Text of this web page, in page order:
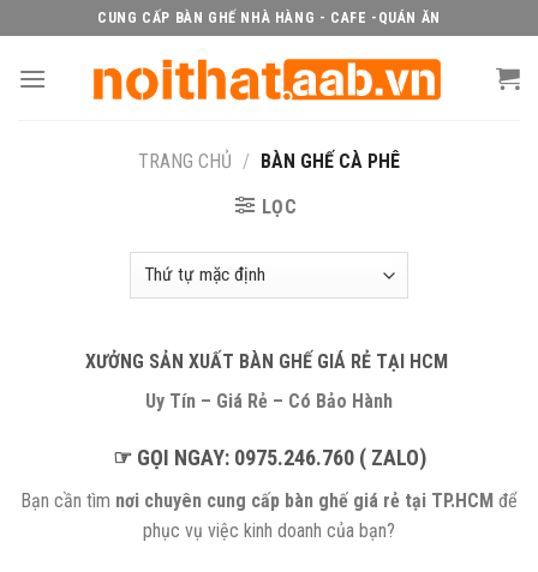
content
CUNG CẤP BÀN GHẾ NHÀ HÀNG - CAFE -QUÁN ĂN
TRANG CHỦ / BÀN GHẾ CÀ PHÊ
LỌC
XƯỞNG SẢN XUẤT BÀN GHẾ GIÁ RẺ TẠI HCM
Uy Tín – Giá Rẻ – Có Bảo Hành
☞ GỌI NGAY: 0975.246.760 ( ZALO)
Bạn cần tìm nơi chuyên cung cấp bàn ghế giá rẻ tại TP.HCM để
phục vụ việc kinh doanh của bạn?